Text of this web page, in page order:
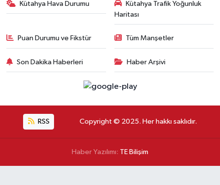
Kütahya Hava Durumu
Kütahya Trafik Yoğunluk
Haritası
Puan Durumu ve Fikstür Tüm Manşetler
Son Dakika Haberleri Haber Arşivi
RSS Copyright © 2025. Her hakkı saklıdır.
Haber Yazılımı: TE Bilişim